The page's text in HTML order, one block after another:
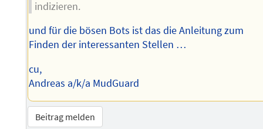
indizieren.
und für die bösen Bots ist das die Anleitung zum
Finden der interessanten Stellen …
cu,
Andreas a/k/a MudGuard
Beitrag melden